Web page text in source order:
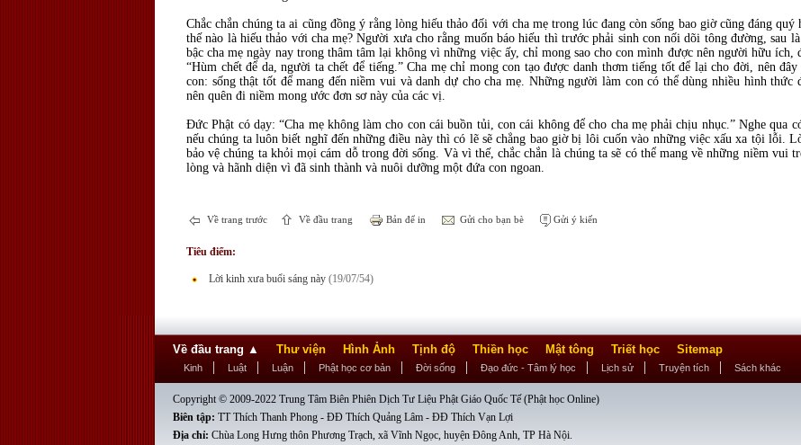
Chắc chắn chúng ta ai cũng đồng ý rằng lòng hiếu thảo đối với cha mẹ trong lúc đang còn sống bao giờ cũng đáng
thế nào là hiếu thảo với cha mẹ? Người xưa cho rằng muốn báo hiếu thì trước phải sinh con nối dõi tông đường, sau
bậc cha mẹ ngày nay trong thâm tâm lại không vì những việc ấy, chỉ mong sao cho con mình được nên người hữu
“Hùm chết để da, người ta chết để tiếng.” Cha mẹ chỉ mong con tạo được danh thơm tiếng tốt để lại cho đời, nên
con: sống thật tốt để mang đến niềm vui và danh dự cho cha mẹ. Những người làm con có thể dùng nhiều hình thức
nên quên đi niềm mong ước đơn sơ này của các vị.
Đức Phật có dạy: “Cha mẹ không làm cho con cái buồn tủi, con cái không để cho cha mẹ phải chịu nhục.” Nghe qua
nếu chúng ta luôn biết nghĩ đến những điều này thì có lẽ sẽ chẳng bao giờ bị lôi cuốn vào những việc xấu xa tội lỗi.
bảo vệ chúng ta khỏi mọi cám dỗ trong đời sống. Và vì thế, chắc chắn là chúng ta sẽ có thể mang về những niềm vui
lòng và hãnh diện vì đã sinh thành và nuôi dưỡng một đứa con ngoan.
Về trang trước Về đầu trang Bản để in Gửi cho bạn bè Gửi ý kiến
Tiêu điểm:
Lời kinh xưa buổi sáng này (19/07/54)
Về đầu trang ▲ Thư viện Hình Ảnh Tịnh độ Thiền học Mật tông Triết học Sitemap
Kinh Luật Luận Phật học cơ bản Đời sống Đạo đức - Tâm lý học Lịch sử Truyện tích Sách khác
Copyright © 2009-2022 Trung Tâm Biên Phiên Dịch Tư Liệu Phật Giáo Quốc Tế (Phật học Online)
Biên tập: TT Thích Thanh Phong - ĐĐ Thích Quảng Lâm - ĐĐ Thích Vạn Lợi
Địa chỉ: Chùa Long Hưng thôn Phương Trạch, xã Vĩnh Ngọc, huyện Đông Anh, TP Hà Nội.